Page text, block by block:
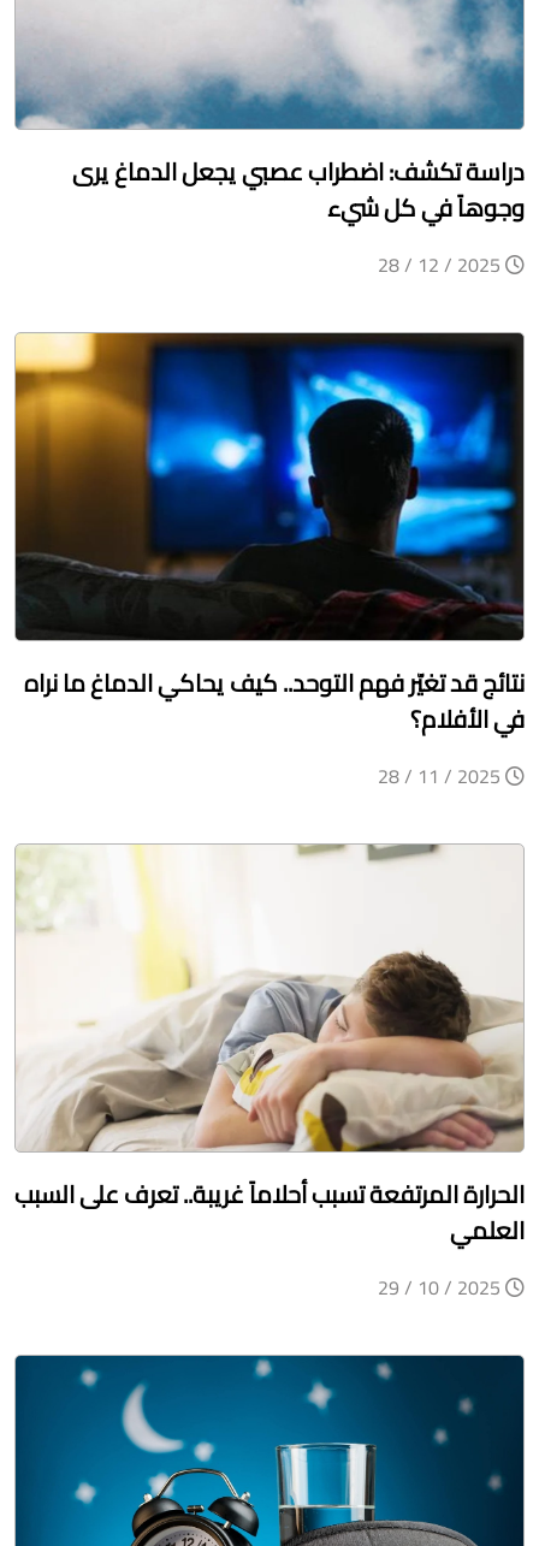
دراسة تكشف: اضطراب عصبي يجعل الدماغ يرى
وجوهاً في كل شيء
نتائج قد تغيّر فهم التوحد.. كيف يحاكي الدماغ ما نراه
في الأفلام؟
الحرارة المرتفعة تسبب أحلاماً غريبة.. تعرف على السبب
العلمي